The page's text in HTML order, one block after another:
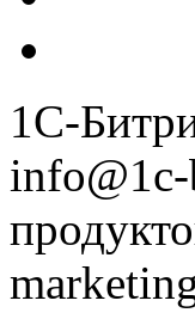
1С-